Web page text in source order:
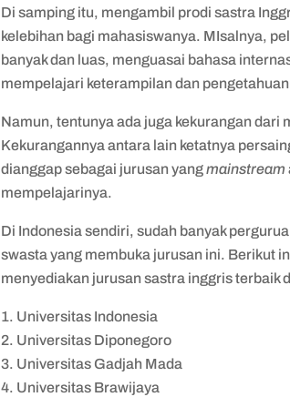
Di samping itu, mengambil prodi sastra
kelebihan bagi mahasiswanya. MIsalnya,
banyak dan luas, menguasai bahasa
mempelajari keterampilan dan
Namun, tentunya ada juga kekurangan dari
Kekurangannya antara lain ketatnya
dianggap sebagai jurusan yangmainstream
mempelajarinya.
Di Indonesia sendiri, sudah banyak
swasta yang membuka jurusan ini. Berikut
menyediakan jurusan sastra inggris terbaik
Universitas Indonesia
Universitas Diponegoro
Universitas Gadjah Mada
Universitas Brawijaya